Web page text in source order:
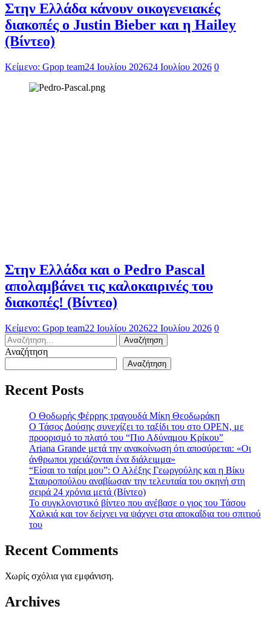
Στην Ελλάδα κάνουν οικογενειακές
διακοπές ο Justin Bieber και η Hailey
(Βίντεο)
Κείμενο: Gpop team24 Ιουλίου 202624 Ιουλίου 2026 0
Στην Ελλάδα και ο Pedro Pascal
απολαμβάνει τις καλοκαιρινές του
διακοπές! (Βίντεο)
Κείμενο: Gpop team22 Ιουλίου 202622 Ιουλίου 2026 0
Αναζήτηση
για:
Αναζήτηση
Αναζήτηση
Recent Posts
Ο Θοδωρής Φέρρης τραγουδά Μίκη Θεοδωράκη
Ο Τάσος Δούσης συνεχίζει το ταξίδι του στο OPEN, με
προορισμό το πλατό του “Πιο Αδύναμου Κρίκου”
Ariana Grande μετά την ανακοίνωση ότι αποσύρεται: «Οι
άνθρωποι χρειάζονται ένα διάλειμμα»
“Είσαι το ταίρι μου”: Ο Αλέξης Γεωργούλης και η Βίκυ
Σταυροπούλου αναβίωσαν την τελευταία του σκηνή στη
σειρά 24 χρόνια μετά (Βίντεο)
To συγκλονιστικό βίντεο που ανέβασε ο γιος του Τάσου
Χαλκιά και τον δείχνει να ψάχνει στα αποκαΐδια του σπιτιού
του
Recent Comments
Χωρίς σχόλια για εμφάνιση.
Archives